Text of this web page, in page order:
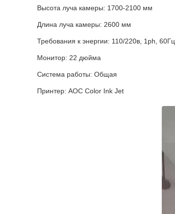
Высота луча камеры: 1700-2100 мм
Длина луча камеры: 2600 мм
Требования к энергии: 110/220в, 1ph, 60Гц
Монитор: 22 дюйма
Система работы: Общая
Принтер: AOC Color Ink Jet